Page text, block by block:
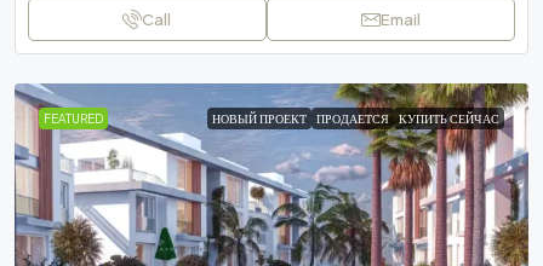
Call Email
FEATURED НОВЫЙ ПРОЕКТ ПРОДАЕТСЯ КУПИТЬ СЕЙЧАС